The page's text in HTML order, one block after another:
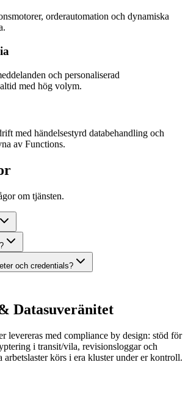
orderautomation och dynamiska
och personaliserad
med hög volym.
med händelsestyrd databehandling och
av Functions.
om tjänsten.
och credentials?
Datasuveränitet
levereras med compliance by design: stöd för
i transit/vila, revisionsloggar och
arbetslaster körs i era kluster under er kontroll.